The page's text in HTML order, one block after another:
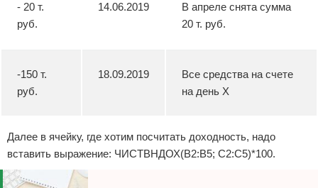
- 20 т.
руб.
14.06.2019
В апреле снята сумма
20 т. руб.
-150 т.
руб.
18.09.2019
Все средства на счете
на день Х
Далее в ячейку, где хотим посчитать доходность, надо
вставить выражение: ЧИСТВНДОХ(B2:В5; С2:С5)*100.